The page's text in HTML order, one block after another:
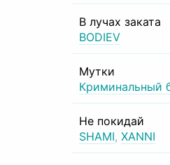
В лучах заката
BODIEV
Мутки
Криминальный
Не покидай
SHAMI, XANNI